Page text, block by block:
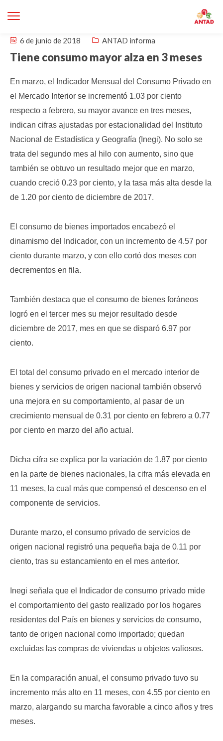
6 de junio de 2018 ANTAD informa
Tiene consumo mayor alza en 3 meses
En marzo, el Indicador Mensual del Consumo Privado en
el Mercado Interior se incrementó 1.03 por ciento
respecto a febrero, su mayor avance en tres meses,
indican cifras ajustadas por estacionalidad del Instituto
Nacional de Estadística y Geografía (Inegi). No solo se
trata del segundo mes al hilo con aumento, sino que
también se obtuvo un resultado mejor que en marzo,
cuando creció 0.23 por ciento, y la tasa más alta desde la
de 1.20 por ciento de diciembre de 2017.
El consumo de bienes importados encabezó el
dinamismo del Indicador, con un incremento de 4.57 por
ciento durante marzo, y con ello cortó dos meses con
decrementos en fila.
También destaca que el consumo de bienes foráneos
logró en el tercer mes su mejor resultado desde
diciembre de 2017, mes en que se disparó 6.97 por
ciento.
El total del consumo privado en el mercado interior de
bienes y servicios de origen nacional también observó
una mejora en su comportamiento, al pasar de un
crecimiento mensual de 0.31 por ciento en febrero a 0.77
por ciento en marzo del año actual.
Dicha cifra se explica por la variación de 1.87 por ciento
en la parte de bienes nacionales, la cifra más elevada en
11 meses, la cual más que compensó el descenso en el
componente de servicios.
Durante marzo, el consumo privado de servicios de
origen nacional registró una pequeña baja de 0.11 por
ciento, tras su estancamiento en el mes anterior.
Inegi señala que el Indicador de consumo privado mide
el comportamiento del gasto realizado por los hogares
residentes del País en bienes y servicios de consumo,
tanto de origen nacional como importado; quedan
excluidas las compras de viviendas u objetos valiosos.
En la comparación anual, el consumo privado tuvo su
incremento más alto en 11 meses, con 4.55 por ciento en
marzo, alargando su marcha favorable a cinco años y tres
meses.